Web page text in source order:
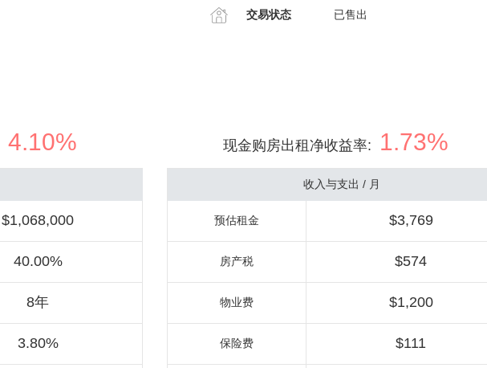
交易状态 已售出
4.10% 现金购房出租净收益率: 1.73%
$1,068,000
40.00%
8年
3.80%
收入与支出 / 月
预估租金 $3,769
房产税 $574
物业费 $1,200
保险费 $111